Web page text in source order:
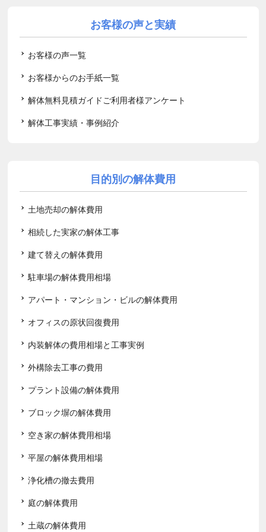
お客様の声と実績
お客様の声一覧
お客様からのお手紙一覧
解体無料見積ガイドご利用者様アンケート
解体工事実績・事例紹介
目的別の解体費用
土地売却の解体費用
相続した実家の解体工事
建て替えの解体費用
駐車場の解体費用相場
アパート・マンション・ビルの解体費用
オフィスの原状回復費用
内装解体の費用相場と工事実例
外構除去工事の費用
プラント設備の解体費用
ブロック塀の解体費用
空き家の解体費用相場
平屋の解体費用相場
浄化槽の撤去費用
庭の解体費用
土蔵の解体費用